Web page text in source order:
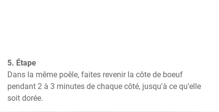
5. Étape
Dans la même poêle, faites revenir la côte de boeuf
pendant 2 à 3 minutes de chaque côté, jusqu'à ce qu'elle
soit dorée.